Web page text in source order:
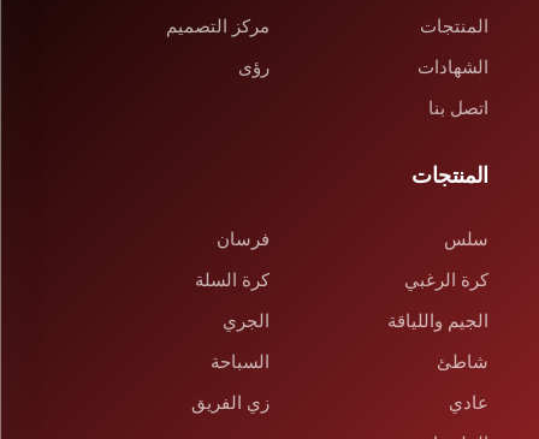
المنتجات
مركز التصميم
الشهادات
رؤى
اتصل بنا
المنتجات
سلس
فرسان
كرة الرغبي
كرة السلة
الجيم واللياقة
الجري
شاطئ
السباحة
عادي
زي الفريق